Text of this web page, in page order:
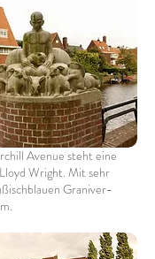
Avenue steht eine
Wright. Mit sehr
Graniver-